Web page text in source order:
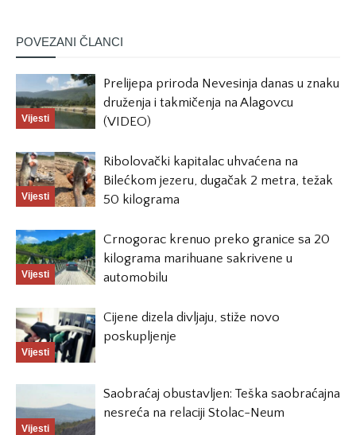
POVEZANI ČLANCI
Vijesti
Prelijepa priroda Nevesinja danas u znaku
druženja i takmičenja na Alagovcu
(VIDEO)
Vijesti
Ribolovački kapitalac uhvaćena na
Bilećkom jezeru, dugačak 2 metra, težak
50 kilograma
Vijesti
Crnogorac krenuo preko granice sa 20
kilograma marihuane sakrivene u
automobilu
Vijesti
Cijene dizela divljaju, stiže novo
poskupljenje
Vijesti
Saobraćaj obustavljen: Teška saobraćajna
nesreća na relaciji Stolac-Neum